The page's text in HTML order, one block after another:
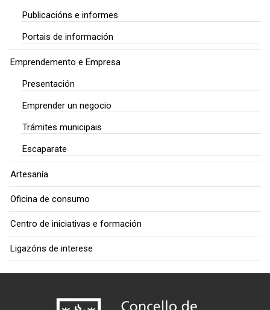
Publicacións e informes
Portais de información
Emprendemento e Empresa
Presentación
Emprender un negocio
Trámites municipais
Escaparate
Artesanía
Oficina de consumo
Centro de iniciativas e formación
Ligazóns de interese